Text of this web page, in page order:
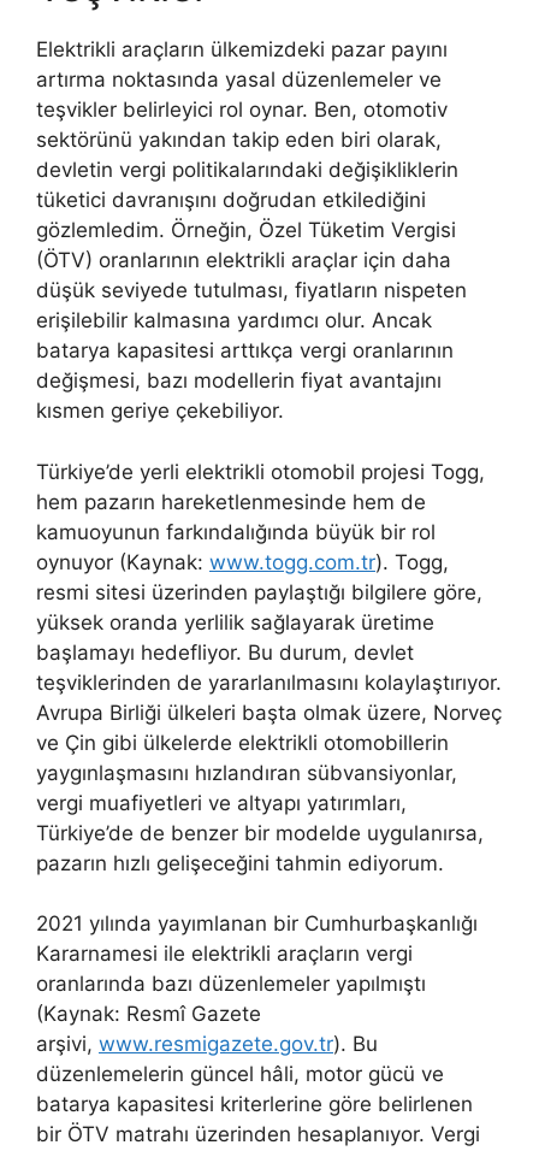
Elektrikli araçların ülkemizdeki pazar payını
artırma noktasında yasal düzenlemeler ve
teşvikler belirleyici rol oynar. Ben, otomotiv
sektörünü yakından takip eden biri olarak,
devletin vergi politikalarındaki değişikliklerin
tüketici davranışını doğrudan etkilediğini
gözlemledim. Örneğin, Özel Tüketim Vergisi
(ÖTV) oranlarının elektrikli araçlar için daha
düşük seviyede tutulması, fiyatların nispeten
erişilebilir kalmasına yardımcı olur. Ancak
batarya kapasitesi arttıkça vergi oranlarının
değişmesi, bazı modellerin fiyat avantajını
kısmen geriye çekebiliyor.
Türkiye’de yerli elektrikli otomobil projesi Togg,
hem pazarın hareketlenmesinde hem de
kamuoyunun farkındalığında büyük bir rol
oynuyor (Kaynak: www.togg.com.tr). Togg,
resmi sitesi üzerinden paylaştığı bilgilere göre,
yüksek oranda yerlilik sağlayarak üretime
başlamayı hedefliyor. Bu durum, devlet
teşviklerinden de yararlanılmasını kolaylaştırıyor.
Avrupa Birliği ülkeleri başta olmak üzere, Norveç
ve Çin gibi ülkelerde elektrikli otomobillerin
yaygınlaşmasını hızlandıran sübvansiyonlar,
vergi muafiyetleri ve altyapı yatırımları,
Türkiye’de de benzer bir modelde uygulanırsa,
pazarın hızlı gelişeceğini tahmin ediyorum.
2021 yılında yayımlanan bir Cumhurbaşkanlığı
Kararnamesi ile elektrikli araçların vergi
oranlarında bazı düzenlemeler yapılmıştı
(Kaynak: Resmî Gazete
arşivi, www.resmigazete.gov.tr). Bu
düzenlemelerin güncel hâli, motor gücü ve
batarya kapasitesi kriterlerine göre belirlenen
bir ÖTV matrahı üzerinden hesaplanıyor. Vergi